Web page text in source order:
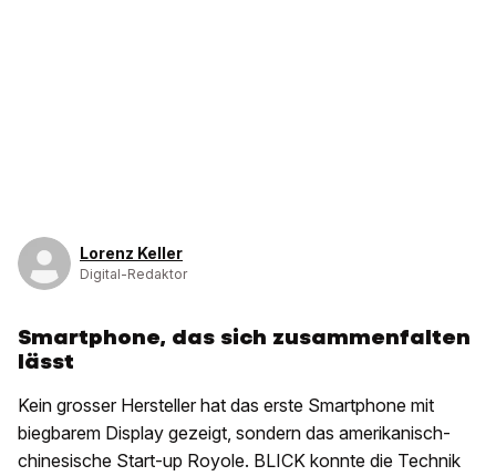
Lorenz Keller
Digital-Redaktor
Smartphone, das sich zusammenfalten
lässt
Kein grosser Hersteller hat das erste Smartphone mit
biegbarem Display gezeigt, sondern das amerikanisch-
chinesische Start-up Royole. BLICK konnte die Technik